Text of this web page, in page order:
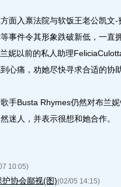
入禀法院与软饭王老公凯文-
事件令其形象跌破新低，一直
妮以前的私人助理
心痛，劝她尽快寻求合适的协
Busta Rhymes仍然对布兰妮
迷人，并表示很想和她合作。
10:05)
协会鄙视(图)(02/05 14:15)